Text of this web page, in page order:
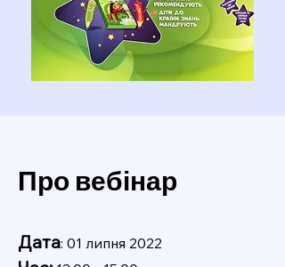
Про вебінар
Дата: 01 липня 2022